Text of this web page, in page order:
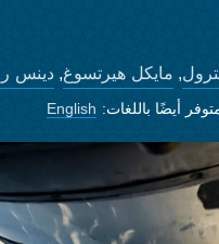
, مايكل هيرتسوغ, دينس
أيضًا باللغات: English